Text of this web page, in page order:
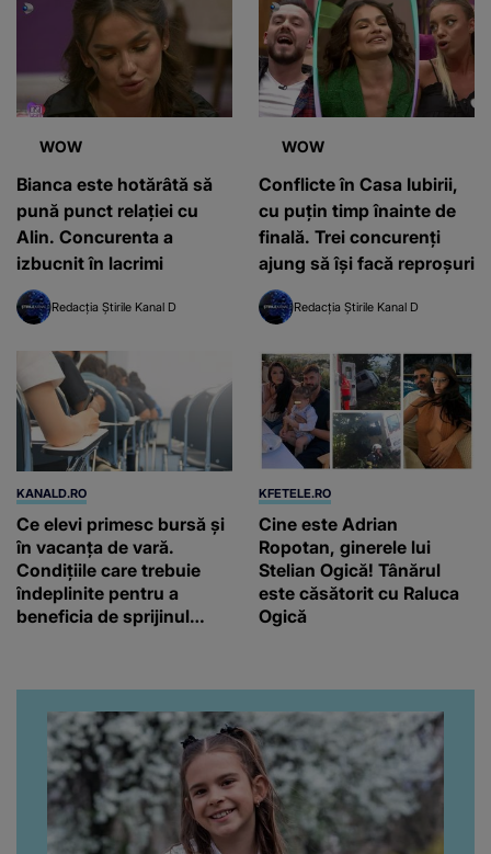
“Fiţi cu ochii pe ei!”
WOW
Bianca este hotărâtă să
pună punct relației cu
Alin. Concurenta a
izbucnit în lacrimi
Redacția Știrile Kanal D
WOW
Conflicte în Casa Iubirii,
cu puțin timp înainte de
finală. Trei concurenți
ajung să își facă reproșuri
Redacția Știrile Kanal D
KANALD.RO
Ce elevi primesc bursă și
în vacanța de vară.
Condițiile care trebuie
îndeplinite pentru a
beneficia de sprijinul
KFETELE.RO
Cine este Adrian
Ropotan, ginerele lui
Stelian Ogică! Tânărul
este căsătorit cu Raluca
Ogică